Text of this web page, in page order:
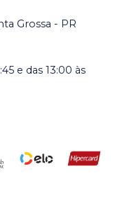
Grossa - PR
e das 13:00 às